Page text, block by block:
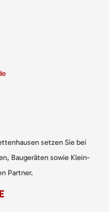
setzen Sie bei
Baugeräten sowie Klein-
Partner.